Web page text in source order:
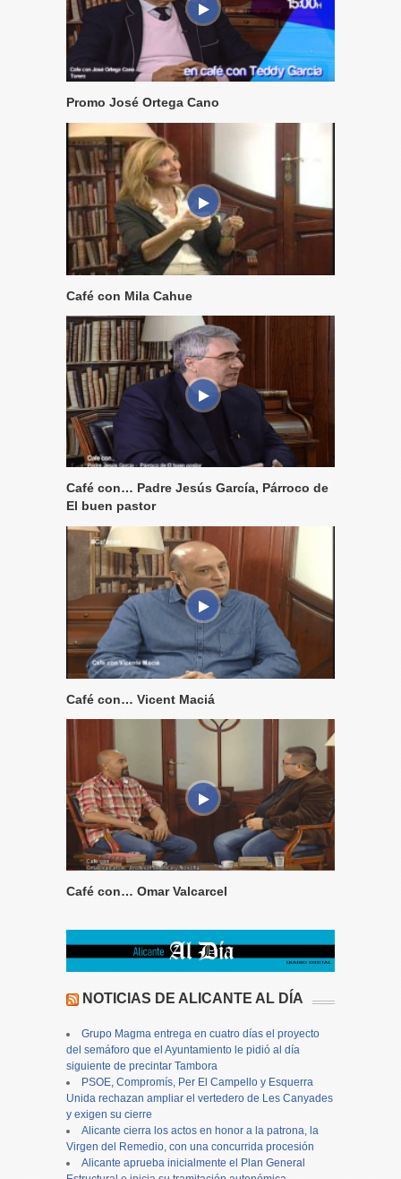
Promo José Ortega Cano
Café con Mila Cahue
Café con… Padre Jesús García, Párroco de
El buen pastor
Café con… Vicent Maciá
Café con… Omar Valcarcel
NOTICIAS DE ALICANTE AL DÍA
Grupo Magma entrega en cuatro días el proyecto
del semáforo que el Ayuntamiento le pidió al día
siguiente de precintar Tambora
PSOE, Compromís, Per El Campello y Esquerra
Unida rechazan ampliar el vertedero de Les Canyades
y exigen su cierre
Alicante cierra los actos en honor a la patrona, la
Virgen del Remedio, con una concurrida procesión
Alicante aprueba inicialmente el Plan General